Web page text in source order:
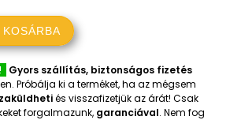
KOSÁRBA
Gyors szállítás, biztonságos fizetés
Próbálja ki a terméket, ha az mégsem
és visszafizetjük az árát! Csak
forgalmazunk, garanciával. Nem fog